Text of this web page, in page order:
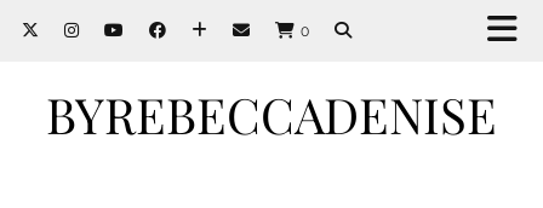
0
BYREBECCADENISE